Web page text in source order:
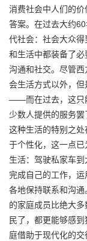
消费社会中人们的
答案。在过去大约
代社会：社会大众
和生活中都装备了
沟通和社交。尽管
会生活方式以外，
——而在过去，这只
少数人提供的服务罢
这种生活的特别之
于个性化，这一点
生活：驾驶私家车
完成自己的工作，
各地保持联系和沟
的家庭成员比绝大
民了，都更能够感
庭借助于现代化的